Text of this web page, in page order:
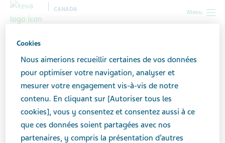
Menu
CANADA
Canada
5 conseils pour soutenir un
proche atteint de la SP
Cookies
Nous aimerions recueillir certaines de vos données
pour optimiser votre navigation, analyser et
mesurer votre engagement vis-à-vis de notre
contenu. En cliquant sur [Autoriser tous les
cookies], vous y consentez et consentez aussi à ce
que ces données soient partagées avec nos
partenaires, y compris la présentation d’autres